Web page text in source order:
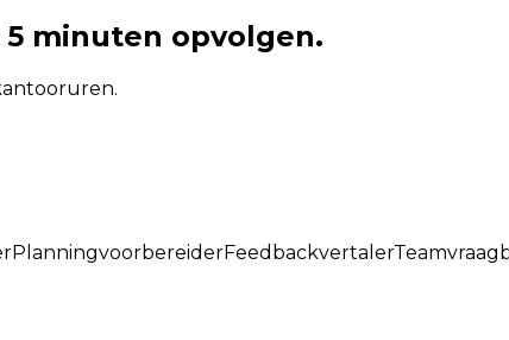
minuten opvolgen.
PlanningvoorbereiderFeedbackvertaler